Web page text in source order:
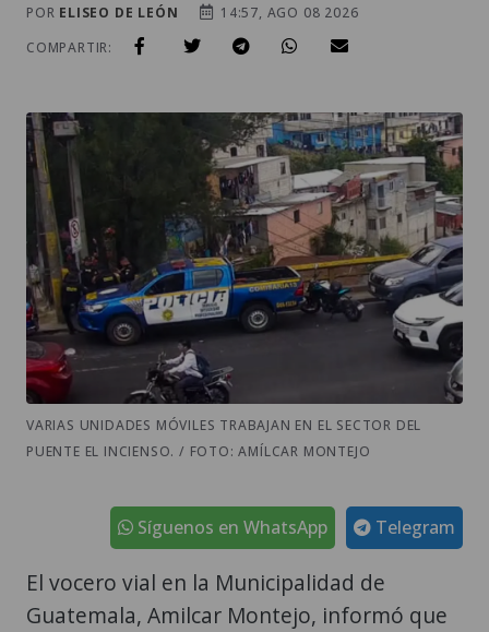
POR ELISEO DE LEÓN
14:57, AGO 08 2026
COMPARTIR:
VARIAS UNIDADES MÓVILES TRABAJAN EN EL SECTOR DEL
PUENTE EL INCIENSO. / FOTO: AMÍLCAR MONTEJO
Telegram
Síguenos en WhatsApp
El vocero vial en la Municipalidad de
Guatemala, Amilcar Montejo, informó que